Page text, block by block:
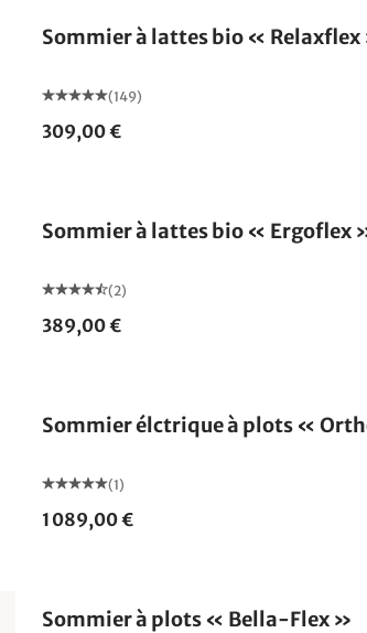
Sommier à lattes bio «
(149)
309,00 €
Sommier à lattes bio « Ergoflex
(2)
389,00 €
Sommier élctrique à plots «
(1)
1 089,00 €
Sommier à plots « Bella-Flex »